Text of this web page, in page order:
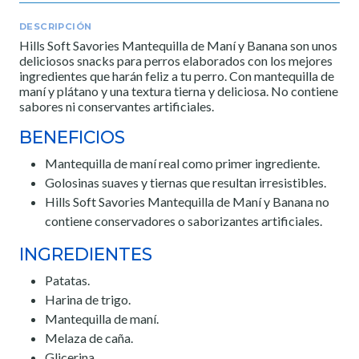
DESCRIPCIÓN
Hills Soft Savories Mantequilla de Maní y Banana son unos
deliciosos snacks para perros elaborados con los mejores
ingredientes que harán feliz a tu perro. Con mantequilla de
maní y plátano y una textura tierna y deliciosa. No contiene
sabores ni conservantes artificiales.
BENEFICIOS
Mantequilla de maní real como primer ingrediente.
Golosinas suaves y tiernas que resultan irresistibles.
Hills Soft Savories Mantequilla de Maní y Banana no
contiene conservadores o saborizantes artificiales.
INGREDIENTES
Patatas.
Harina de trigo.
Mantequilla de maní.
Melaza de caña.